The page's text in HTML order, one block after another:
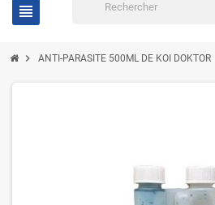
view_headline
chevron_right ANTI-PARASITE 500ML DE KOI DOKTOR